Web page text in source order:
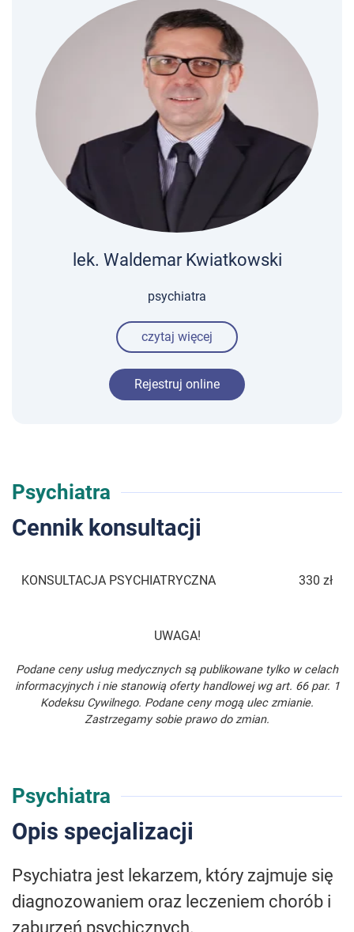
lek. Waldemar Kwiatkowski
psychiatra
czytaj więcej
Rejestruj online
Psychiatra
Cennik konsultacji
KONSULTACJA PSYCHIATRYCZNA 330 zł
UWAGA!
Podane ceny usług medycznych są publikowane tylko w celach
informacyjnych i nie stanowią oferty handlowej wg art. 66 par. 1
Kodeksu Cywilnego. Podane ceny mogą ulec zmianie.
Zastrzegamy sobie prawo do zmian.
Psychiatra
Opis specjalizacji
Psychiatra jest lekarzem, który zajmuje się
diagnozowaniem oraz leczeniem chorób i
zaburzeń psychicznych.